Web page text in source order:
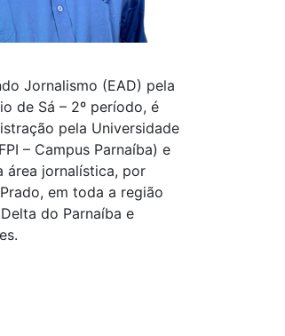
Jornalismo (EAD) pela
de Sá – 2º período, é
pela Universidade
– Campus Parnaíba) e
área jornalística, por
em toda a região
do Parnaíba e